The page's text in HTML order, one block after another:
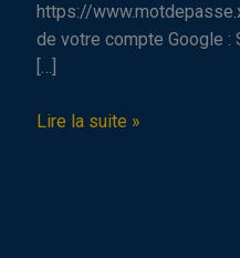
https://
de votre compte Google
[…]
3Lire la suite »